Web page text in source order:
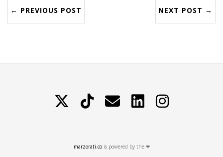
← PREVIOUS POST NEXT POST →
TikTok Contattami LinkedIn
marzorati.cois powered by the ❤